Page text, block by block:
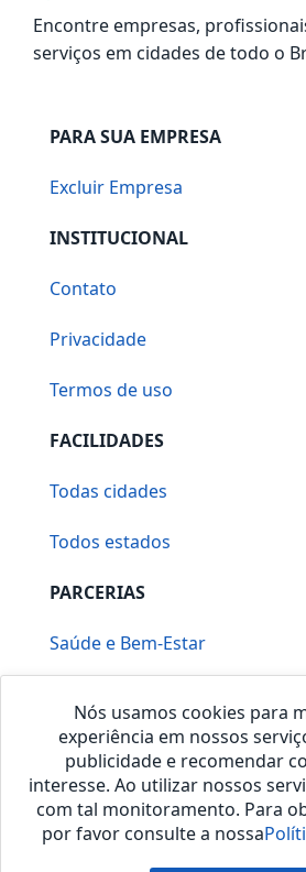
Encontre empresas,
serviços em cidades de todo o
PARA SUA EMPRESA
Excluir Empresa
INSTITUCIONAL
Contato
Privacidade
Termos de uso
FACILIDADES
Todas cidades
Todos estados
PARCERIAS
Saúde e Bem-Estar
Nós usamos cookies para
experiência em nossos
publicidade e recomendar
interesse. Ao utilizar nossos
com tal monitoramento. Para
por favor consulte a nossa